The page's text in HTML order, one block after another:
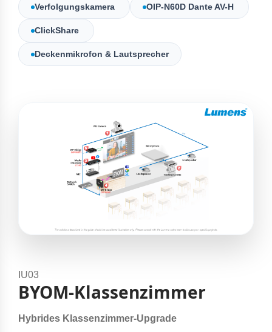
Verfolgungskamera OIP-N60D Dante AV-H
ClickShare
Deckenmikrofon & Lautsprecher
IU03
BYOM-Klassenzimmer
Hybrides Klassenzimmer-Upgrade